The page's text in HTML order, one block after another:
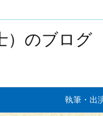
）のブログ
執筆・出